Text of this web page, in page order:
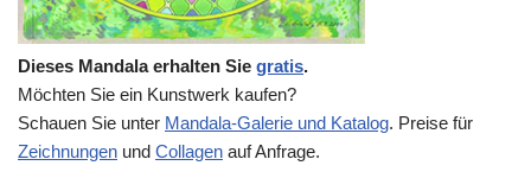
Dieses Mandala erhalten Sie gratis.
Möchten Sie ein Kunstwerk kaufen?
Schauen Sie unter Mandala-Galerie und Katalog. Preise für
Zeichnungen und Collagen auf Anfrage.